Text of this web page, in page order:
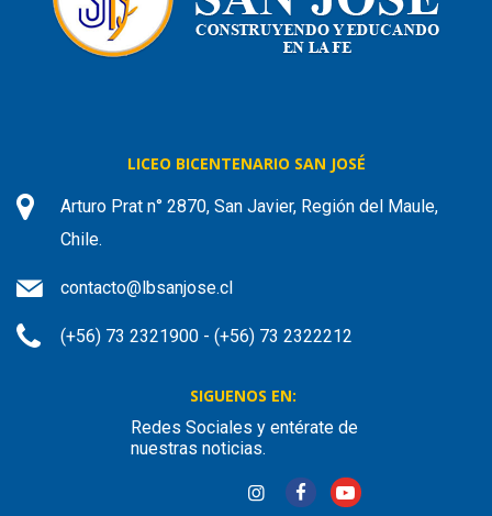
LICEO BICENTENARIO SAN JOSÉ
Arturo Prat n° 2870, San Javier, Región del Maule,
Chile.
contacto@lbsanjose.cl
(+56) 73 2321900 - (+56) 73 2322212
SIGUENOS EN:
Redes Sociales y entérate de
nuestras noticias.